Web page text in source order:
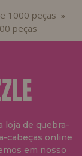
1000 peças »
peças
loja de quebra-
cabeças online
em nosso